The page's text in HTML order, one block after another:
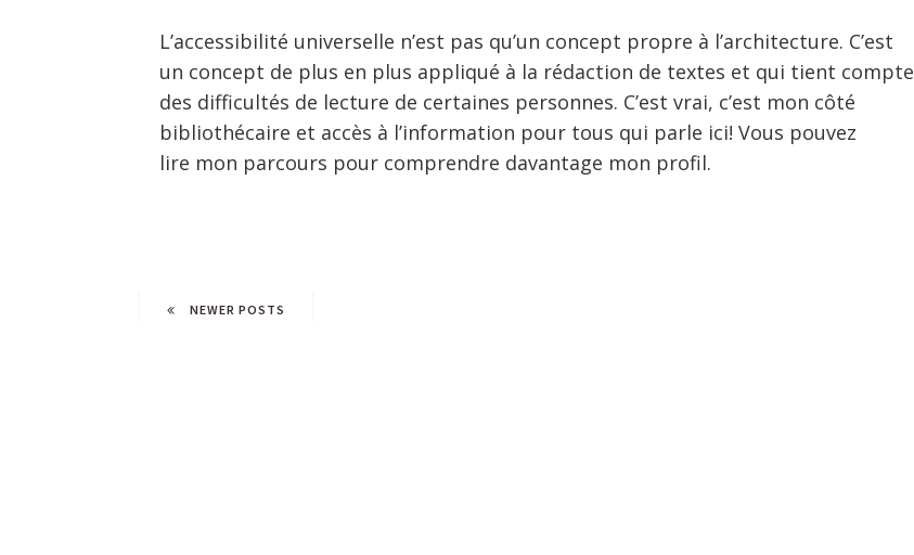
L’accessibilité universelle n’est pas qu’un concept propre à l’architecture. C’est
un concept de plus en plus appliqué à la rédaction de textes et qui tient compte
des difficultés de lecture de certaines personnes. C’est vrai, c’est mon côté
bibliothécaire et accès à l’information pour tous qui parle ici! Vous pouvez
lire mon parcours pour comprendre davantage mon profil.
NEWER POSTS